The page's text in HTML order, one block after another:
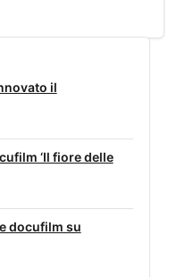
il
‘Il fiore delle
docufilm su